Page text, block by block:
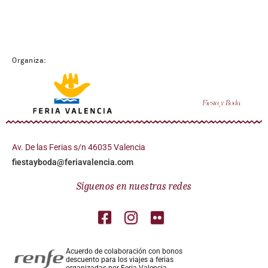
Organiza:
Av. De las Ferias s/n 46035 Valencia
fiestayboda@feriavalencia.com
Síguenos en nuestras redes
Acuerdo de colaboración con bonos
descuento para los viajes a ferias